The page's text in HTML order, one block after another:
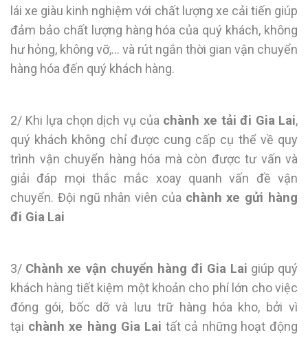
lái xe giàu kinh nghiệm với chất lượng xe cải tiến giúp
đảm bảo chất lượng hàng hóa của quý khách, không
hư hỏng, không vỡ,… và rút ngắn thời gian vận chuyển
hàng hóa đến quý khách hàng.
2/ Khi lựa chọn dịch vụ của chành xe tải đi Gia Lai,
quý khách không chỉ được cung cấp cụ thể về quy
trình vận chuyển hàng hóa mà còn được tư vấn và
giải đáp mọi thắc mắc xoay quanh vấn đề vận
chuyển. Đội ngũ nhân viên của chành xe gửi hàng
đi Gia Lai
3/ Chành xe vận chuyển hàng đi Gia Lai giúp quý
khách hàng tiết kiệm một khoản cho phí lớn cho việc
đóng gói, bốc dỡ và lưu trữ hàng hóa kho, bởi vì
tại chành xe hàng Gia Lai tất cả những hoạt động